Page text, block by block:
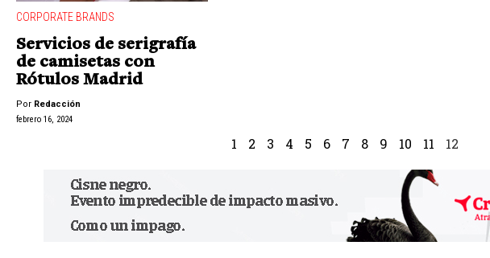
CORPORATE BRANDS
Servicios de serigrafía
de camisetas con
Rótulos Madrid
Por Redacción
febrero 16, 2024
1 2 3 4 5 6 7 8 9 10 11 12